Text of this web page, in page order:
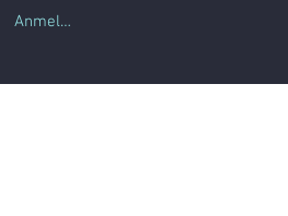
Anmelden